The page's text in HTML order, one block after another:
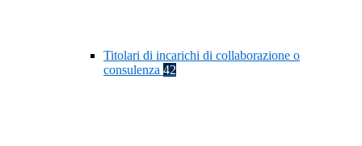
Titolari di incarichi di collaborazione o
consulenza 42